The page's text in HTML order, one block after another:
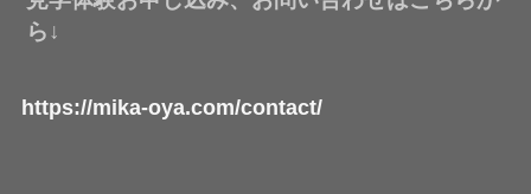
ら↓
https://mika-oya.com/contact/